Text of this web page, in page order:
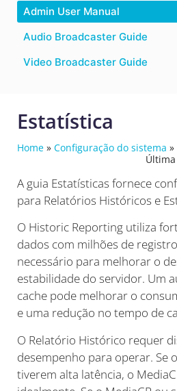
Admin User Manual
Audio Broadcaster Guide
Video Broadcaster Guide
Estatística
Home » Configuração do sistema »
A guia Estatísticas fornece
para Relatórios Históricos e
O Historic Reporting utiliza
dados com milhões de
necessário para melhorar o
estabilidade do servidor. Um
cache pode melhorar o
e uma redução no tempo de
O Relatório Histórico requer
desempenho para operar. Se
tiverem alta latência, o